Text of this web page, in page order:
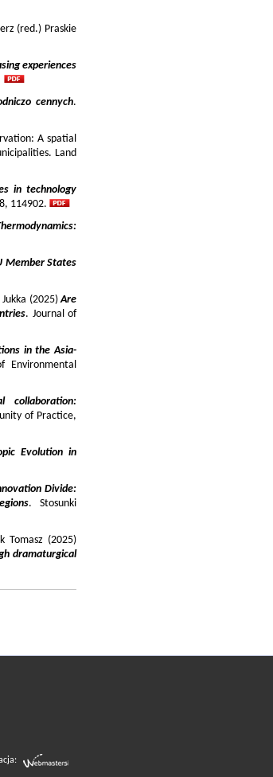
(red.) Praskie
experiences
cennych.
A spatial
Land
in technology
114902.
Member States
(2025)Are
. Journal of
in the Asia-
Environmental
collaboration:
of Practice,
Evolution in
Divide:
. Stosunki
Tomasz (2025)
dramaturgical